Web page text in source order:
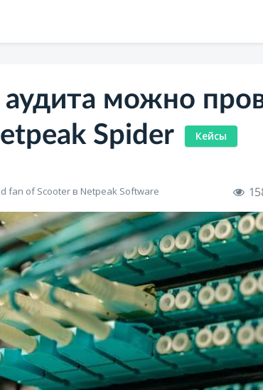
можно
Spider
Кейсы
fan of Scooter в Netpeak Software